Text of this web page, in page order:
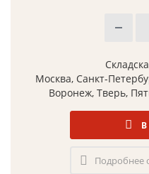
Москва, Санкт-
Воронеж, Тверь,
Подробнее